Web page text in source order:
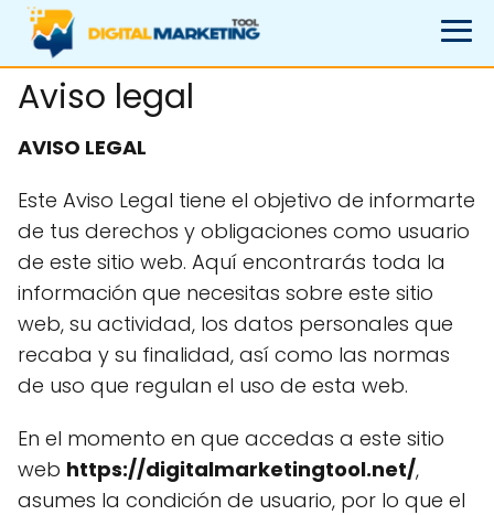
Aviso legal
AVISO LEGAL
Este Aviso Legal tiene el objetivo de informarte
de tus derechos y obligaciones como usuario
de este sitio web. Aquí encontrarás toda la
información que necesitas sobre este sitio
web, su actividad, los datos personales que
recaba y su finalidad, así como las normas
de uso que regulan el uso de esta web.
En el momento en que accedas a este sitio
web https://digitalmarketingtool.net/,
asumes la condición de usuario, por lo que el